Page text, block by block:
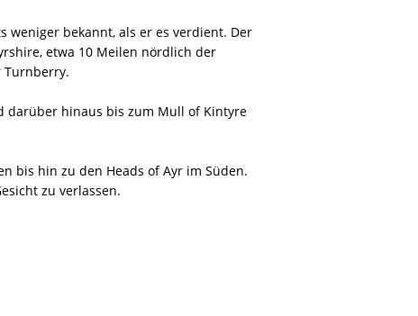
weniger bekannt, als er es verdient. Der
etwa 10 Meilen nördlich der
Turnberry.
darüber hinaus bis zum Mull of Kintyre
bis hin zu den Heads of Ayr im Süden.
zu verlassen.